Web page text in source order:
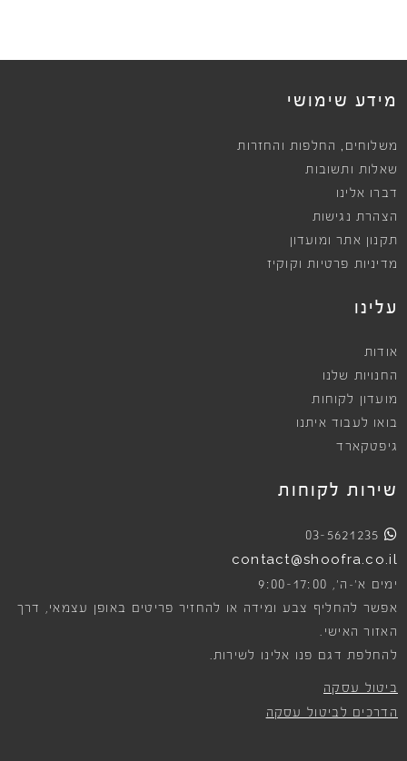
מידע שימושי
משלוחים , החלפות והחזרות
שאלות ותשובות
דברו אלינו
הצהרת נגישות
תקנון אתר ומועדון
מדיניות פרטיות וקוקיז
עלינו
אודות
החנויות שלנו
מועדון לקוחות
בואו לעבוד איתנו
גיפטקארד
שירות לקוחות
03-5621235
contact@shoofra.co.il
ימים א׳-ה׳, 9:00-17:00
אפשר להחליף צבע ומידה או להחזיר פריטים באופן עצמאי, דרך
האזור האישי.
להחלפת דגם פנו אלינו לשירות.
ביטול עסקה
הדרכים לביטול עסקה